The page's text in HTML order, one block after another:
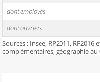
dont employés
dont ouvriers
Sources : Insee, RP2011, RP2016
complémentaires, géographie au